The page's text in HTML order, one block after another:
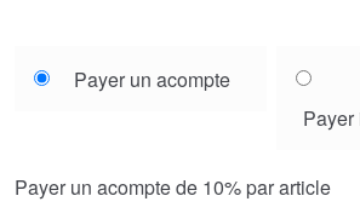
your
Payer un acompte
Payer un acompte de 10% par article